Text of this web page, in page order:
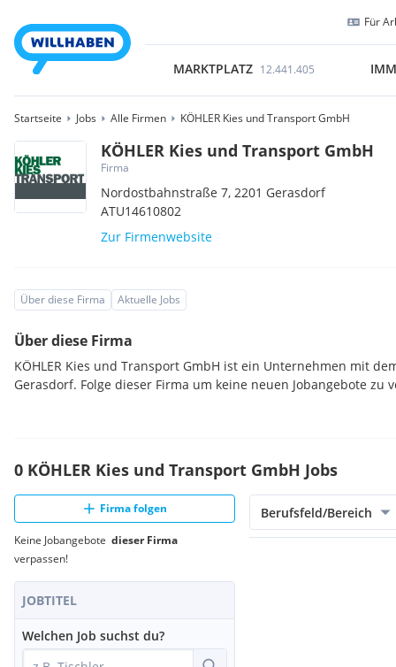
Für
MARKTPLATZ 12.441.405
Startseite Jobs Alle Firmen KÖHLER Kies und Transport GmbH
KÖHLER Kies und Transport GmbH
Firma
Nordostbahnstraße 7,2201 Gerasdorf
ATU14610802
Zur Firmenwebsite
Über diese Firma Aktuelle Jobs
Über diese Firma
KÖHLER Kies und Transport GmbH ist ein Unternehmen mit
Gerasdorf. Folge dieser Firma um keine neuen Jobangebote zu
0 KÖHLER Kies und Transport GmbH Jobs
Firma folgen
Keine Jobangebote dieser Firma
verpassen!
JOBTITEL
Welchen Job suchst du?
Berufsfeld/Bereich